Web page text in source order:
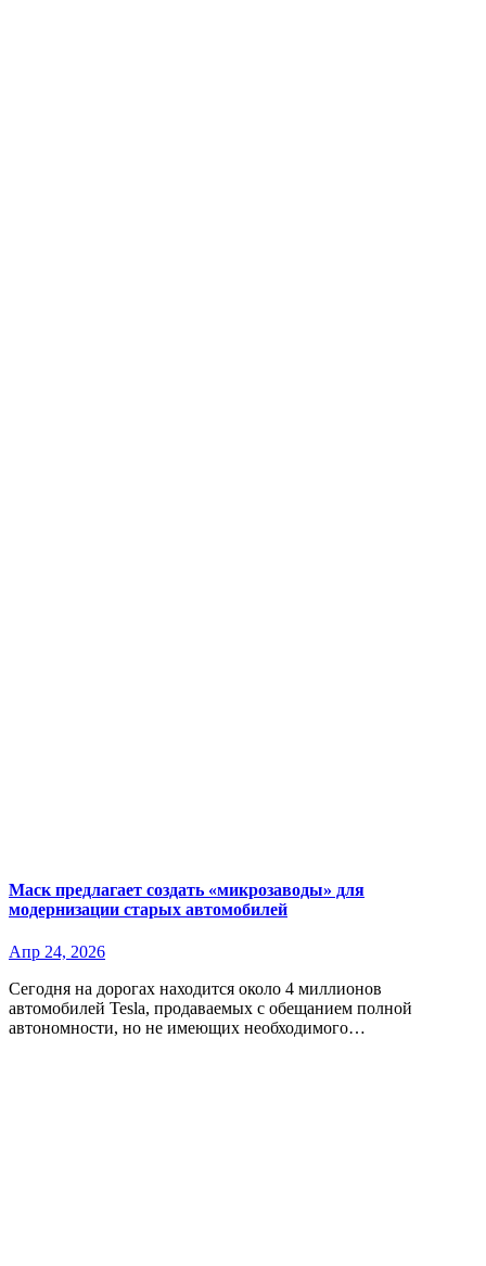
Маск предлагает создать «микрозаводы» для
модернизации старых автомобилей
Апр 24, 2026
Сегодня на дорогах находится около 4 миллионов
автомобилей Tesla, продаваемых с обещанием полной
автономности, но не имеющих необходимого…